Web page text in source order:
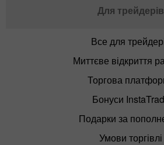
Для трейдерів
Все для
Миттєве відкриття
Торгова
Бонуси
Подарки за
Умови торгівлі